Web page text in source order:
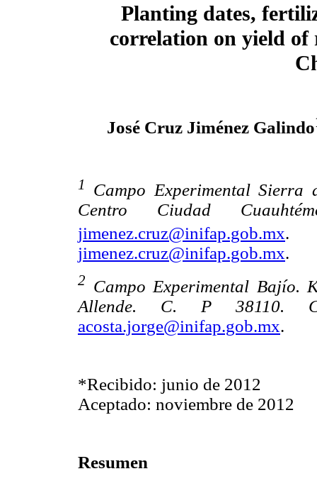
Planting dates,
correlation on yield
José Cruz Jiménez Galindo
1
Campo Experimental
Centro Ciudad
jimenez.cruz@inifap.gob.mx
jimenez.cruz@inifap.gob.mx.
2 Campo Experimental Bajío.
Allende. C. P 38110.
acosta.jorge@inifap.gob.mx.
*Recibido: junio de 2012
Aceptado: noviembre de 2012
Resumen